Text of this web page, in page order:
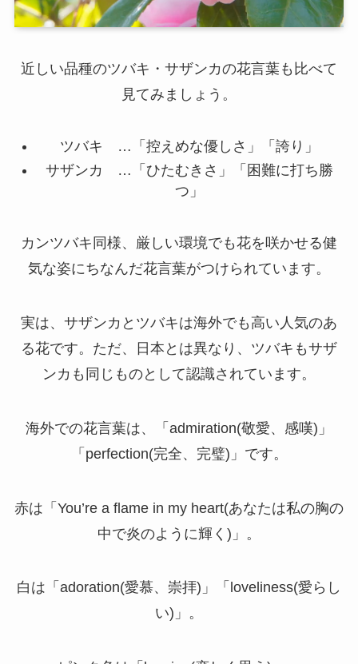
近しい品種のツバキ・サザンカの花言葉も比べて
見てみましょう。
ツバキ …「控えめな優しさ」「誇り」
サザンカ …「ひたむきさ」「困難に打ち勝
つ」
カンツバキ同様、厳しい環境でも花を咲かせる健
気な姿にちなんだ花言葉がつけられています。
実は、サザンカとツバキは海外でも高い人気のあ
る花です。ただ、日本とは異なり、ツバキもサザ
ンカも同じものとして認識されています。
海外での花言葉は、「admiration(敬愛、感嘆)」
「perfection(完全、完璧)」です。
赤は「You’re a flame in my heart(あなたは私の胸の
中で炎のように輝く)」。
白は「adoration(愛慕、崇拝)」「loveliness(愛らし
い)」。